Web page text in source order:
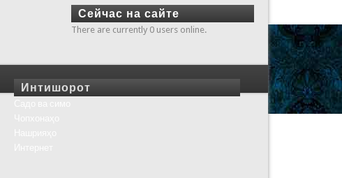
Сейчас на сайте
There are currently 0 users online.
Интишорот